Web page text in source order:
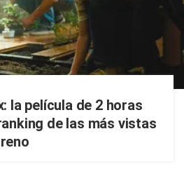
la película de 2 horas
de las más vistas